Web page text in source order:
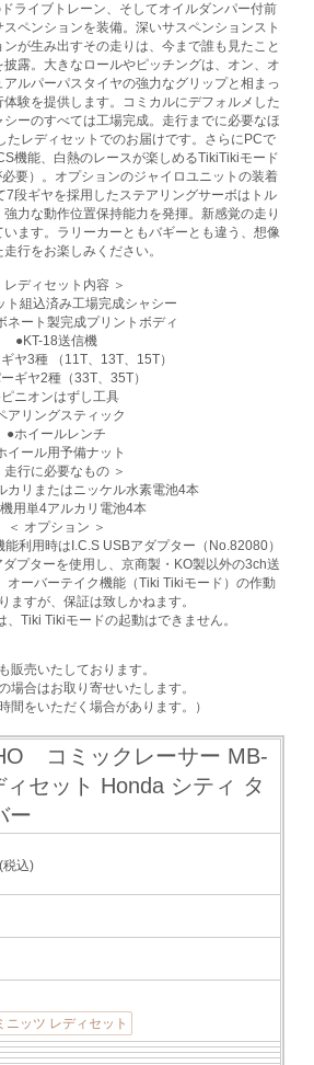
ライブトレーン、そしてオイルダンパー付前
ペンションを装備。深いサスペンションスト
が生み出すその走りは、今まで誰も見たこと
露。大きなロールやピッチングは、オン、オ
ルパーパスタイヤの強力なグリップと相まっ
験を提供します。コミカルにデフォルメした
ーのすべては工場完成。走行までに必要なほ
たレディセットでのお届けです。さらにPCで
機能、白熱のレースが楽しめるTikiTikiモード
要）。オプションのジャイロユニットの装着
7段ギヤを採用したステアリングサーボはトル
力な動作位置保持能力を発揮。新感覚の走り
ます。ラリーカーともバギーとも違う、想像
走行をお楽しみください。
レディセット内容 ＞
ト組込済み工場完成シャシー
ネート製完成プリントボディ
●KT-18送信機
ヤ3種 （11T、13T、15T）
ギヤ2種（33T、35T）
ニオンはずし工具
アリングスティック
●ホイールレンチ
イール用予備ナット
走行に必要なもの ＞
カリまたはニッケル水素電池4本
用単4アルカリ電池4本
＜ オプション ＞
利用時はI.C.S USBアダプター（No.82080）
プターを使用し、京商製・KO製以外の3ch送
オーバーテイク機能（Tiki Tikiモード）の作動
ますが、保証は致しかねます。
Tiki Tikiモードの起動はできません。
販売いたしております。
場合はお取り寄せいたします。
間をいただく場合があります。）
コミックレーサー MB-
ィセット Honda シティ タ
ー
(税込)
ニッツ レディセット